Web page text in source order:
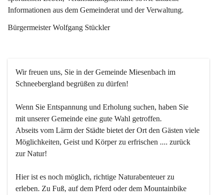
Informationen aus dem Gemeinderat und der Verwaltung.
Bürgermeister Wolfgang Stückler
Wir freuen uns, Sie in der Gemeinde Miesenbach im
Schneebergland begrüßen zu dürfen!
Wenn Sie Entspannung und Erholung suchen, haben Sie
mit unserer Gemeinde eine gute Wahl getroffen.
Abseits vom Lärm der Städte bietet der Ort den Gästen viele
Möglichkeiten, Geist und Körper zu erfrischen .... zurück
zur Natur!
Hier ist es noch möglich, richtige Naturabenteuer zu
erleben. Zu Fuß, auf dem Pferd oder dem Mountainbike